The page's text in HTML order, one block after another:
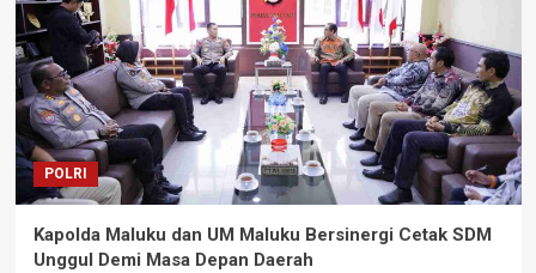
POLRI
Kapolda Maluku dan UM Maluku Bersinergi Cetak SDM
Unggul Demi Masa Depan Daerah